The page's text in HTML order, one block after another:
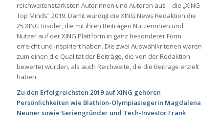
reichweitenstärksten Autorinnen und Autoren aus – die „XING
Top Minds“ 2019. Damit würdigt die XING News Redaktion die
25 XING Insider, die mit ihren Beiträgen Nutzerinnen und
Nutzer auf der XING Plattform in ganz besonderer Form
erreicht und inspiriert haben. Die zwei Auswahlkriterien waren
zum einen die Qualität der Beiträge, die von der Redaktion
bewertet wurden, als auch Reichweite, die die Beiträge erzielt
haben.
Zu den Erfolgreichsten 2019 auf XING gehören
Persönlichkeiten wie Biathlon-Olympiasiegerin Magdalena
Neuner sowie Seriengründer und Tech-Investor Frank